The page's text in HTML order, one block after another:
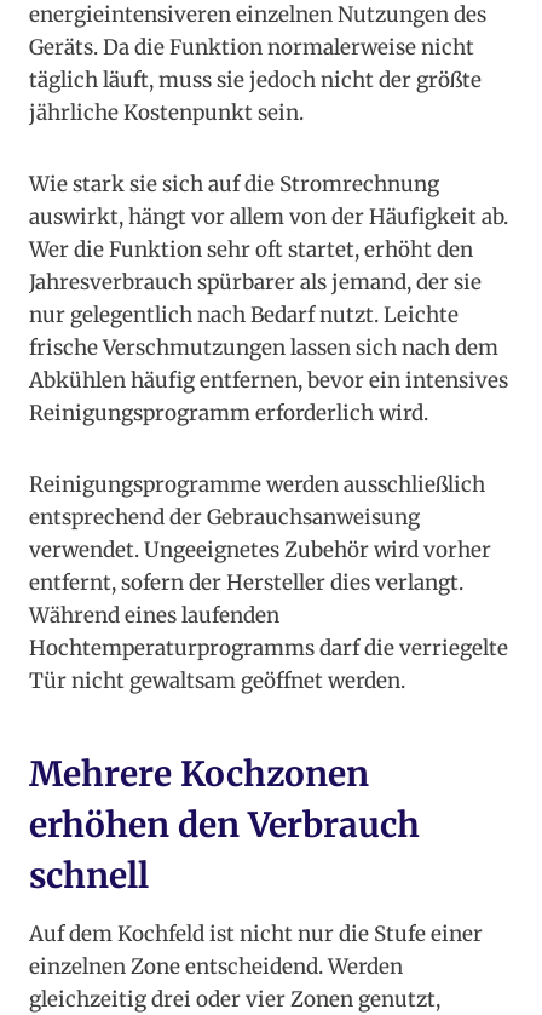
energieintensiveren einzelnen Nutzungen des
Geräts. Da die Funktion normalerweise nicht
täglich läuft, muss sie jedoch nicht der größte
jährliche Kostenpunkt sein.
Wie stark sie sich auf die Stromrechnung
auswirkt, hängt vor allem von der Häufigkeit ab.
Wer die Funktion sehr oft startet, erhöht den
Jahresverbrauch spürbarer als jemand, der sie
nur gelegentlich nach Bedarf nutzt. Leichte
frische Verschmutzungen lassen sich nach dem
Abkühlen häufig entfernen, bevor ein intensives
Reinigungsprogramm erforderlich wird.
Reinigungsprogramme werden ausschließlich
entsprechend der Gebrauchsanweisung
verwendet. Ungeeignetes Zubehör wird vorher
entfernt, sofern der Hersteller dies verlangt.
Während eines laufenden
Hochtemperaturprogramms darf die verriegelte
Tür nicht gewaltsam geöffnet werden.
Mehrere Kochzonen
erhöhen den Verbrauch
schnell
Auf dem Kochfeld ist nicht nur die Stufe einer
einzelnen Zone entscheidend. Werden
gleichzeitig drei oder vier Zonen genutzt,